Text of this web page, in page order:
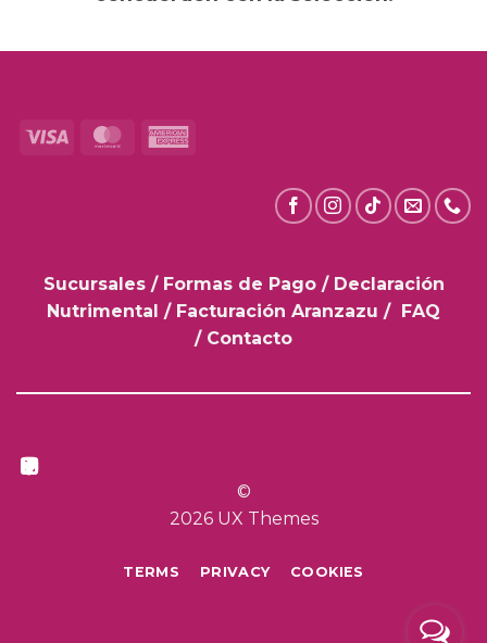
Visa MasterCard
Sucursales / Formas de Pago/ Declaración
Nutrimental / Facturación Aranzazu /
FAQ
/ Contacto
©
2026 UX Themes
TERMS PRIVACY COOKIES